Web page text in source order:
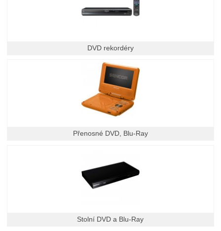
DVD rekordéry
Přenosné DVD, Blu-Ray
Stolní DVD a Blu-Ray